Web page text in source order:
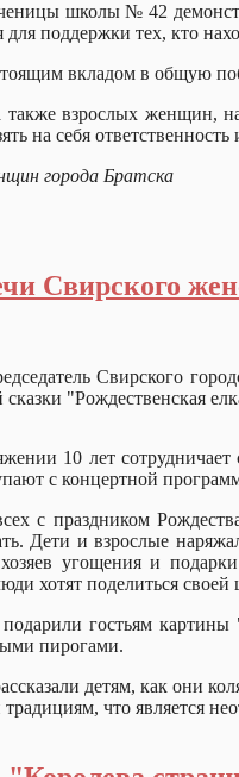
школы № 42
для
вкладом в общую
также взрослых женщин,
на себя
города Братска
Свирского
Свирского
"Рождественская
10 лет
с концертной
с праздником
Дети и взрослые
угощения и
хотят поделиться
гостьям
детям, как они
что является